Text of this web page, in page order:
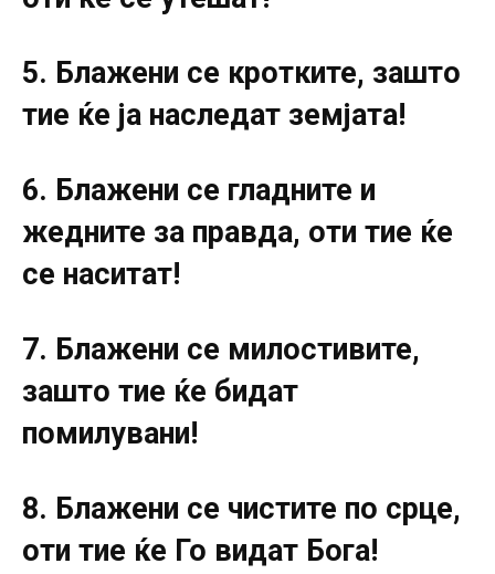
5. Блажени се кротките, зашто
тие ќе ја наследат земјата!
6. Блажени се гладните и
жедните за правда, оти тие ќе
се наситат!
7. Блажени се милостивите,
зашто тие ќе бидат
помилувани!
8. Блажени се чистите по срце,
оти тие ќе Го видат Бога!